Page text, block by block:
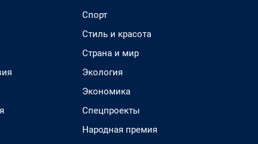
Спорт
Стиль и красота
Страна и мир
Экология
Экономика
Спецпроекты
Народная премия